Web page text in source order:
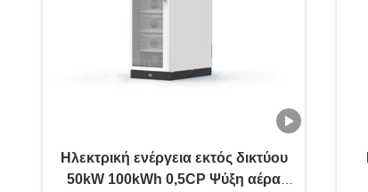
Ηλεκτρική ενέργεια εκτός δικτύου
50kW 100kWh 0,5CP Ψύξη αέρα